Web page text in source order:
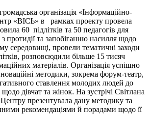
громадська організація «Інформаційно-
«ВІСЬ» в рамках проекту провела
60 підлітків та 50 педагогів для
з протидії та запобіганню насилля щодо
середовищі, провели тематичні заходи
розповсюдили більше 15 тисяч
матеріалів. Організація успішно
методики, зокрема форум-театр,
ставлення молодих людей до
дівчат та жінок. На зустрічі Світлана
презентувала дану методику та
рекомендаціями й порадами щодо її